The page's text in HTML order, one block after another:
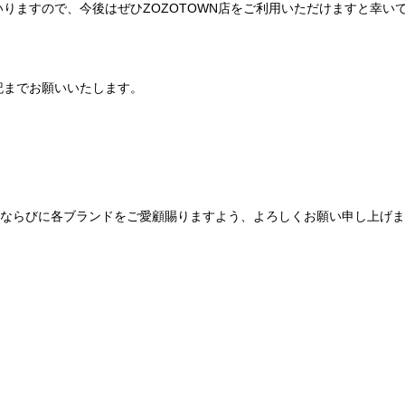
ますので、今後はぜひZOZOTOWN店をご利用いただけますと幸い
でお願いいたします。
らびに各ブランドをご愛顧賜りますよう、よろしくお願い申し上げ